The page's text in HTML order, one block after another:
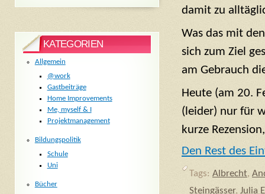
damit zu
Was das mit
sich zum Ziel
am Gebrauch
Heute (am 20.
(leider) nur für
kurze
Den Rest des
Tags: Albrecht,
Steingässer, Julia
KATEGORIEN
Allgemein
@work
Gastbeiträge
Home Improvements
Me, myself & I
Projektmanagement
Bildungspolitik
Schule
Uni
Bücher